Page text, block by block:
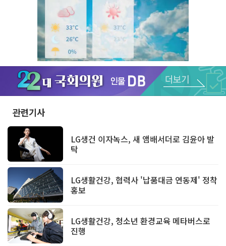
Unmute
관련기사
LG생건 이자녹스, 새 앰배서더로 김윤아 발
탁
LG생활건강, 협력사 '납품대금 연동제' 정착
홍보
LG생활건강, 청소년 환경교육 메타버스로
진행